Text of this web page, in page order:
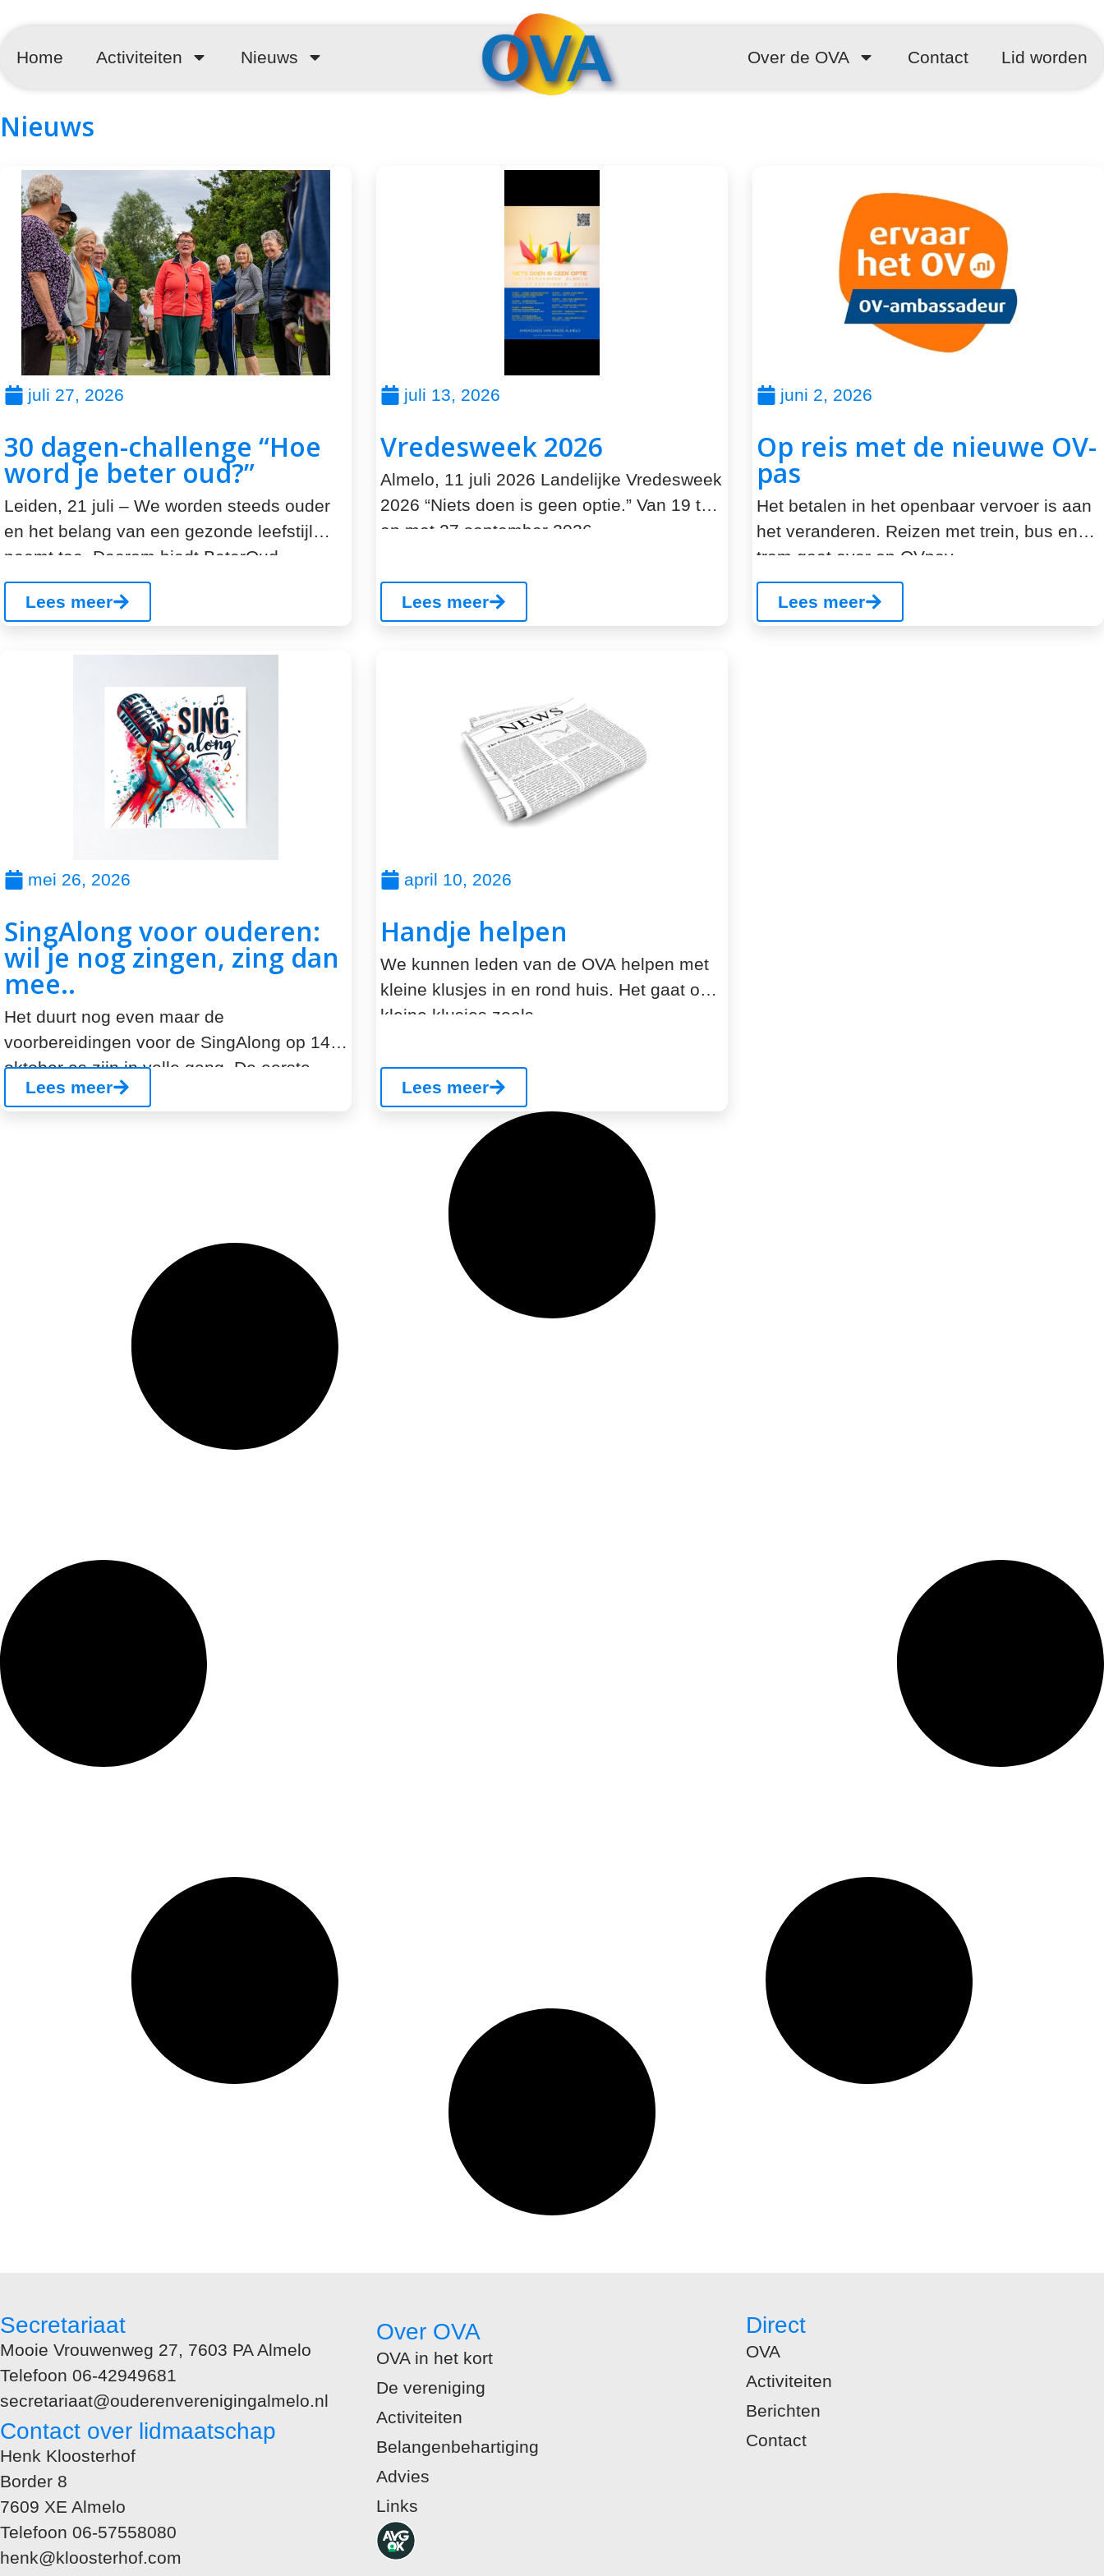
Home Activiteiten Nieuws Over de OVA Contact Lid worden
Nieuws
juli 27, 2026
30 dagen-challenge “Hoe
word je beter oud?”
Leiden, 21 juli – We worden steeds ouder
en het belang van een gezonde leefstijl
neemt toe. Daarom biedt BeterOud...
Lees meer
juli 13, 2026
Vredesweek 2026
Almelo, 11 juli 2026 Landelijke Vredesweek
2026 “Niets doen is geen optie.” Van 19 tot
en met 27 september 2026...
Lees meer
juni 2, 2026
Op reis met de nieuwe OV-
pas
Het betalen in het openbaar vervoer is aan
het veranderen. Reizen met trein, bus en
tram gaat over op OVpay....
Lees meer
mei 26, 2026
SingAlong voor ouderen:
wil je nog zingen, zing dan
mee..
Het duurt nog even maar de
voorbereidingen voor de SingAlong op 14
oktober as zijn in volle gang. De eerste...
Lees meer
april 10, 2026
Handje helpen
We kunnen leden van de OVA helpen met
kleine klusjes in en rond huis. Het gaat om
kleine klusjes zoals...
Lees meer
Secretariaat
Mooie Vrouwenweg 27, 7603 PA Almelo
Telefoon 06-42949681
secretariaat@ouderenverenigingalmelo.nl
Contact over lidmaatschap
Henk Kloosterhof
Border 8
7609 XE Almelo
Telefoon 06-57558080
henk@kloosterhof.com
Over OVA
OVA in het kort
De vereniging
Activiteiten
Belangenbehartiging
Advies
Links
Direct
OVA
Activiteiten
Berichten
Contact